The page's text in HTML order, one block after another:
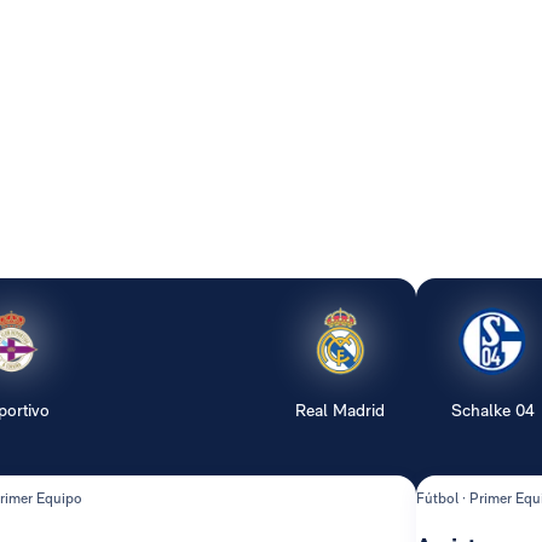
Real Madrid
Equipo
Schalke 04
Fútbol · Primer